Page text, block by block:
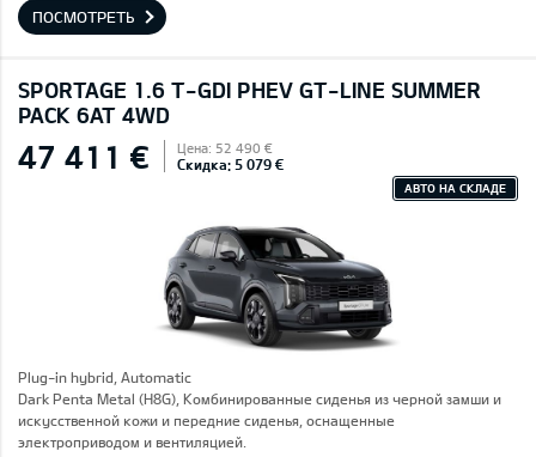
ПОСМОТРЕТЬ
SPORTAGE 1.6 T-GDI PHEV GT-LINE SUMMER
PACK 6AT 4WD
47 411 € Цена: 52 490 €
Скидка: 5 079 €
АВТО НА СКЛАДЕ
Plug-in hybrid, Automatic
Dark Penta Metal (H8G), Комбинированные сиденья из черной замши и
искусственной кожи и передние сиденья, оснащенные
электроприводом и вентиляцией.